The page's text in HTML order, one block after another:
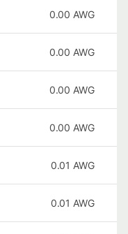
0.00 AWG
0.00 AWG
0.00 AWG
0.00 AWG
0.01 AWG
0.01 AWG